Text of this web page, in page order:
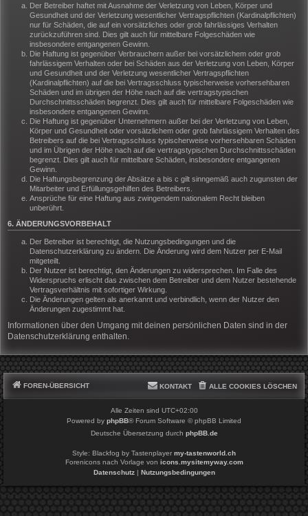
Der Betreiber haftet mit Ausnahme der Verletzung von Leben, Körper und
Gesundheit und der Verletzung wesentlicher Vertragspflichten (Kardinalpflichten)
nur für Schäden, die auf ein vorsätzliches oder grob fahrlässiges Verhalten
zurückzuführen sind. Dies gilt auch für mittelbare Folgeschäden wie
insbesondere entgangenen Gewinn.
Die Haftung ist gegenüber Verbrauchern außer bei vorsätzlichem oder grob
fahrlässigem Verhalten oder bei Schäden aus der Verletzung von Leben, Körper
und Gesundheit und der Verletzung wesentlicher Vertragspflichten
(Kardinalpflichten) auf die bei Vertragsschluss typischerweise vorhersehbaren
Schäden und im übrigen der Höhe nach auf die vertragstypischen
Durchschnittsschäden begrenzt. Dies gilt auch für mittelbare Folgeschäden wie
insbesondere entgangenen Gewinn.
Die Haftung ist gegenüber Unternehmern außer bei der Verletzung von Leben,
Körper und Gesundheit oder vorsätzlichem oder grob fahrlässigem Verhalten des
Betreibers auf die bei Vertragsschluss typischerweise vorhersehbaren Schäden
und im Übrigen der Höhe nach auf die vertragstypischen Durchschnittsschäden
begrenzt. Dies gilt auch für mittelbare Schäden, insbesondere entgangenen
Gewinn.
Die Haftungsbegrenzung der Absätze a bis c gilt sinngemäß auch zugunsten der
Mitarbeiter und Erfüllungsgehilfen des Betreibers.
Ansprüche für eine Haftung aus zwingendem nationalem Recht bleiben
unberührt.
6. ÄNDERUNGSVORBEHALT
Der Betreiber ist berechtigt, die Nutzungsbedingungen und die
Datenschutzerklärung zu ändern. Die Änderung wird dem Nutzer per E-Mail
mitgeteilt.
Der Nutzer ist berechtigt, den Änderungen zu widersprechen. Im Falle des
Widerspruchs erlischt das zwischen dem Betreiber und dem Nutzer bestehende
Vertragsverhältnis mit sofortiger Wirkung.
Die Änderungen gelten als anerkannt und verbindlich, wenn der Nutzer den
Änderungen zugestimmt hat.
Informationen über den Umgang mit deinen persönlichen Daten sind in der
Datenschutzerklärung enthalten.
FOREN-ÜBERSICHT ALLE COOKIES LÖSCHEN
KONTAKT
Alle Zeiten sind UTC+02:00
Powered by phpBB® Forum Software © phpBB Limited
Deutsche Übersetzung durch phpBB.de
Style: Blackfog by Tastenplayer my-tastenworld.ch
Forenicons nach Vorlage von icons.mysitemyway.com
Datenschutz| Nutzungsbedingungen